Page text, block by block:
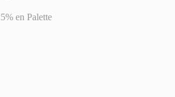
en Palette